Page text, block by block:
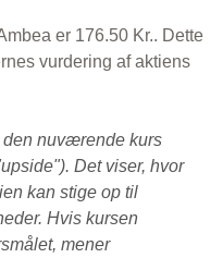
er 176.50 Kr.. Dette
vurdering af aktiens
nuværende kurs
Det viser, hvor
kan stige op til
Hvis kursen
mener